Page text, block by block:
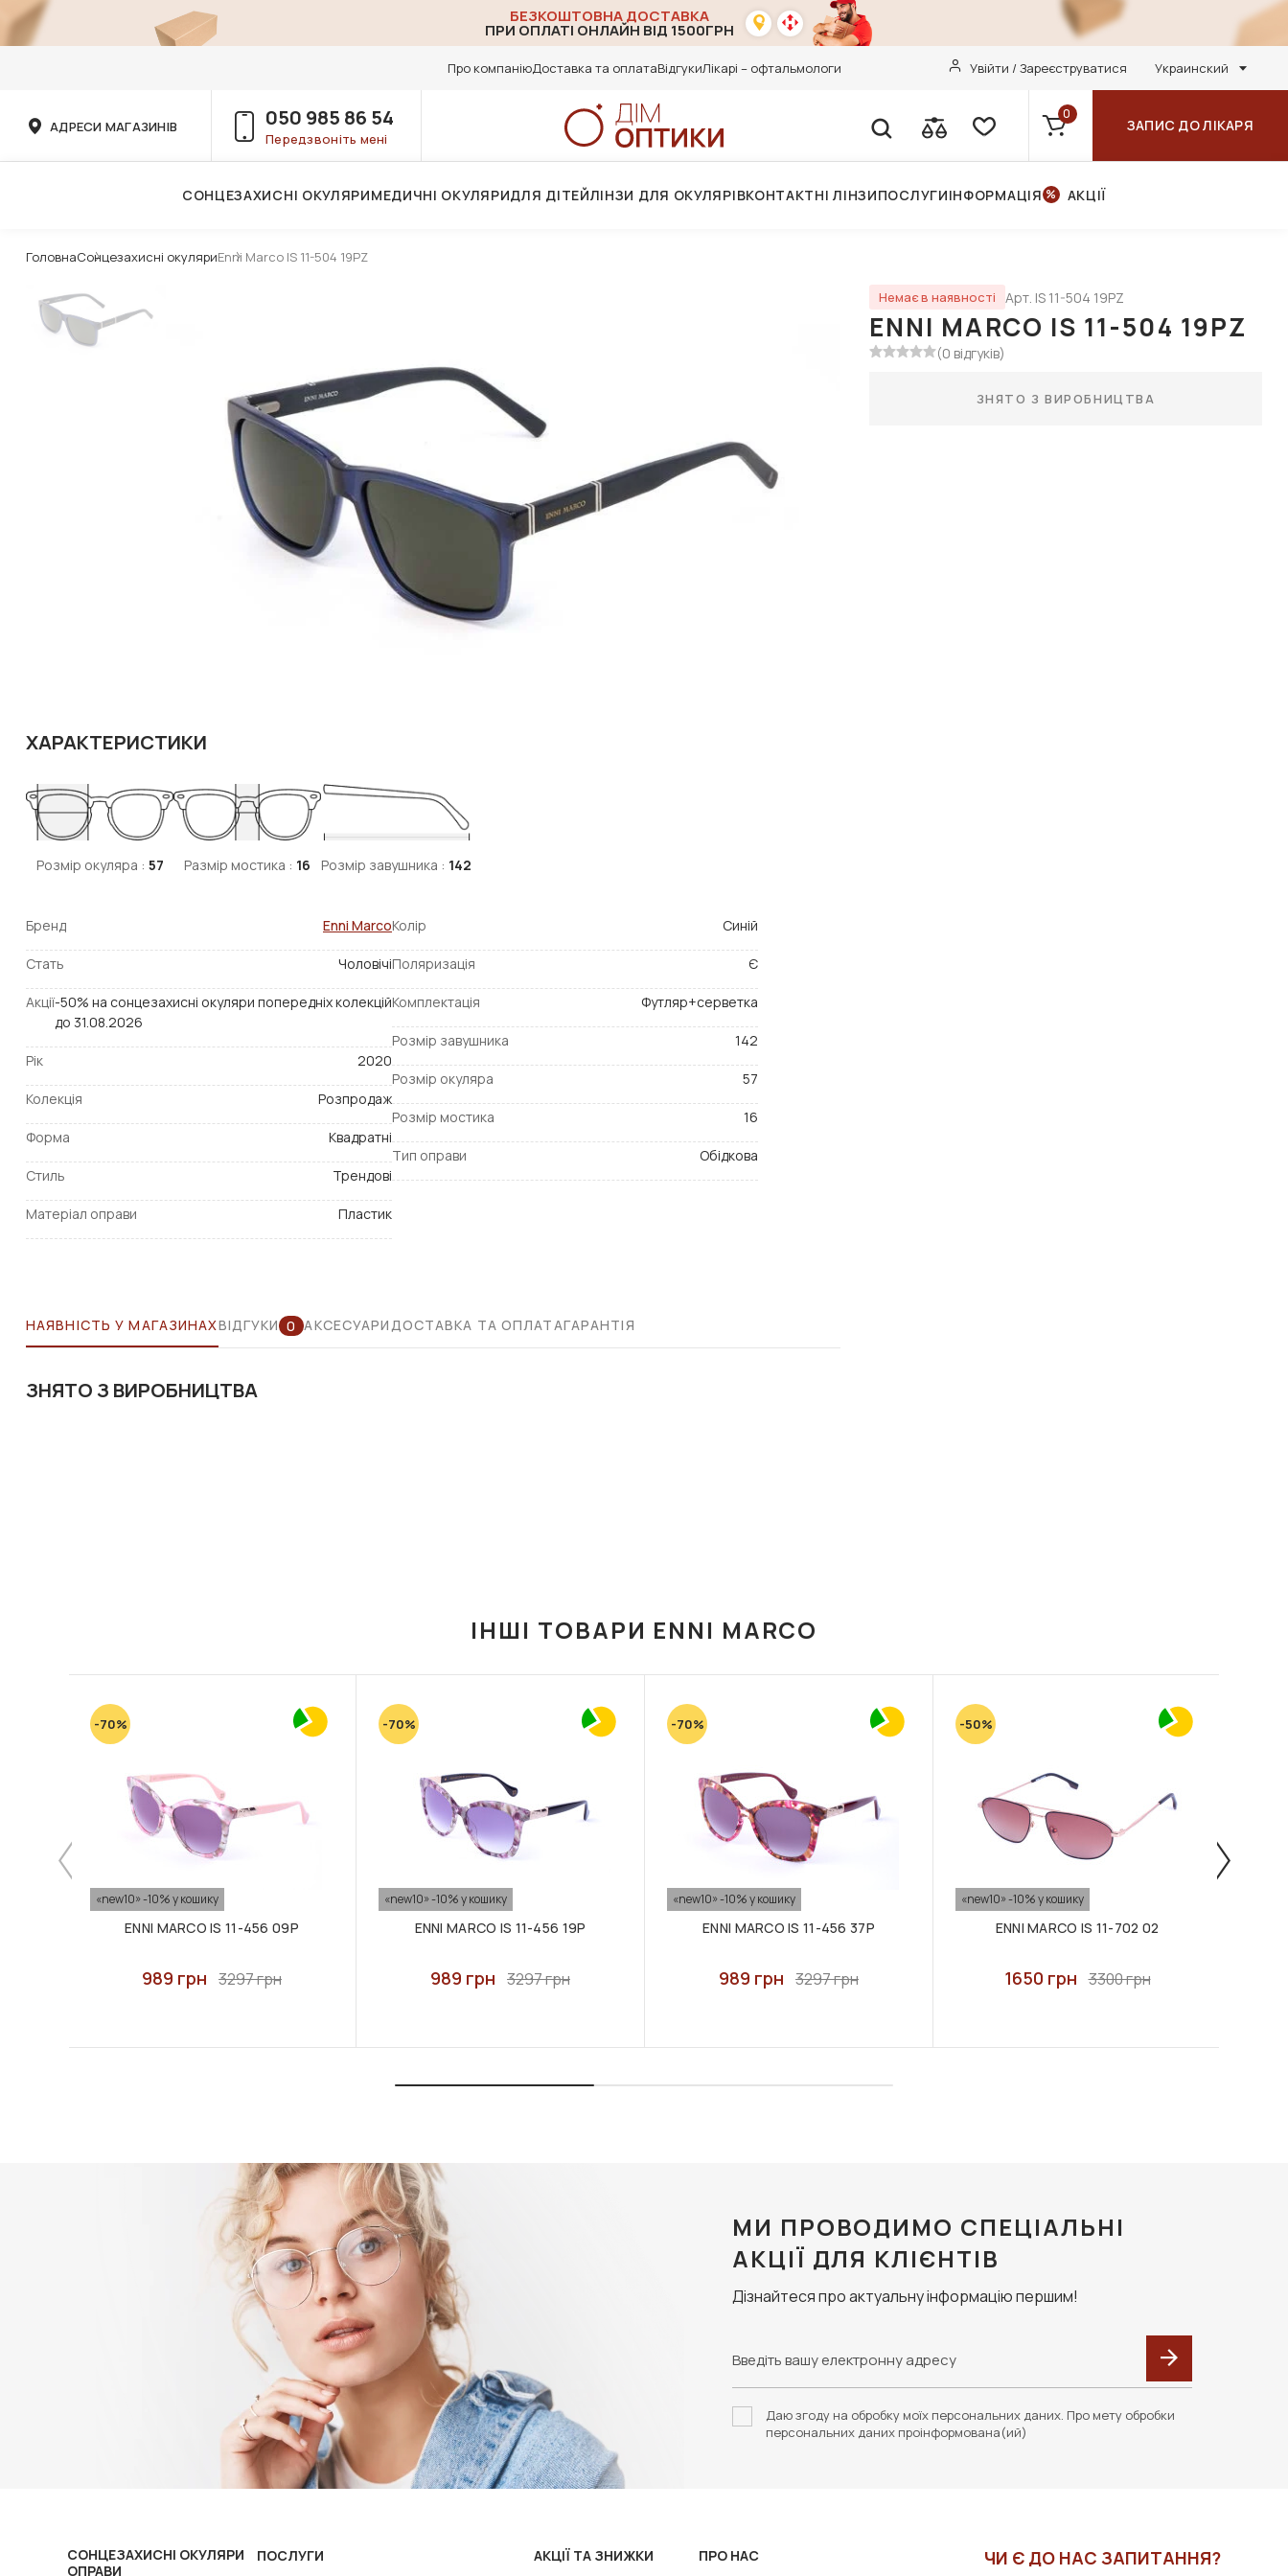
БЕЗКОШТОВНА ДОСТАВКА
ПРИ ОПЛАТІ ОНЛАЙН ВІД 1500ГРН
Про компаніюДоставка та оплатаВідгукиЛікарі – офтальмологи Увійти / Зареєструватися Украинский
АДРЕСИ МАГАЗИНІВ 050 985 86 54
Передзвоніть мені
0
ЗАПИС ДО ЛІКАРЯ
СОНЦЕЗАХИСНІ ОКУЛЯРИМЕДИЧНІ ОКУЛЯРИДЛЯ ДІТЕЙЛІНЗИ ДЛЯ ОКУЛЯРІВКОНТАКТНІ ЛІНЗИПОСЛУГИІНФОРМАЦІЯ АКЦІЇ
ГоловнаСонцезахисні окуляриEnni Marco IS 11-504 19PZ
Немає в наявності Арт. IS 11-504 19PZ
ENNI MARCO IS 11-504 19PZ
(0 відгуків)
ЗНЯТО З ВИРОБНИЦТВА
ХАРАКТЕРИСТИКИ
Розмір окуляра : 57 Размір мостика : 16 Розмір завушника : 142
Бренд Enni Marco
Стать Чоловічі
Акції-50% на сонцезахисні окуляри попередніх колекцій
до 31.08.2026
Рік 2020
Колекція Розпродаж
Форма Квадратні
Стиль Трендові
Матеріал оправи Пластик
Колір Синій
Поляризація Є
Комплектація Футляр+серветка
Розмір завушника 142
Розмір окуляра 57
Розмір мостика 16
Тип оправи Обідкова
НАЯВНІСТЬ У МАГАЗИНАХВІДГУКИ 0 АКСЕСУАРИДОСТАВКА ТА ОПЛАТАГАРАНТІЯ
ЗНЯТО З ВИРОБНИЦТВА
ІНШІ ТОВАРИ ENNI MARCO
-70%
«new10» -10% у кошику
ENNI MARCO IS 11-456 09P
989 грн 3297 грн
-70%
«new10» -10% у кошику
ENNI MARCO IS 11-456 19P
989 грн 3297 грн
-70%
«new10» -10% у кошику
ENNI MARCO IS 11-456 37P
989 грн 3297 грн
-50%
«new10» -10% у кошику
ENNI MARCO IS 11-702 02
1650 грн 3300 грн
МИ ПРОВОДИМО СПЕЦІАЛЬНІ
АКЦІЇ ДЛЯ КЛІЄНТІВ
Дізнайтеся про актуальну інформацію першим!
Даю згоду на обробку моїх персональних даних. Про мету обробки
персональних даних проінформована(ий)
СОНЦЕЗАХИСНІ ОКУЛЯРИ
ОПРАВИ
ПОСЛУГИ АКЦІЇ ТА ЗНИЖКИ ПРО НАС ЧИ Є ДО НАС ЗАПИТАННЯ?